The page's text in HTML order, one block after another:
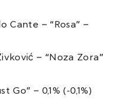
Cante – “Rosa” –
– “Noza Zora”
Go” – 0,1% (-0,1%)